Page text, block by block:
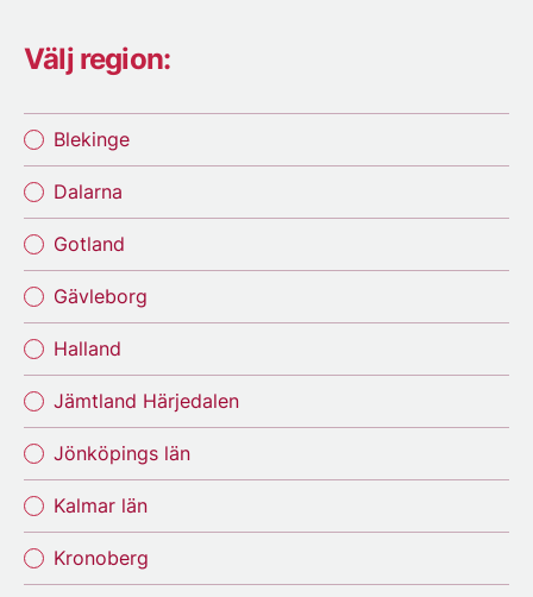
Välj region:
Blekinge
Dalarna
Gotland
Gävleborg
Halland
Jämtland Härjedalen
Jönköpings län
Kalmar län
Kronoberg